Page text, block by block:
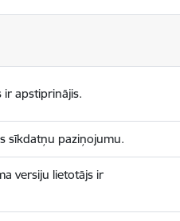
ir apstiprinājis.
sīkdatņu paziņojumu.
versiju lietotājs ir